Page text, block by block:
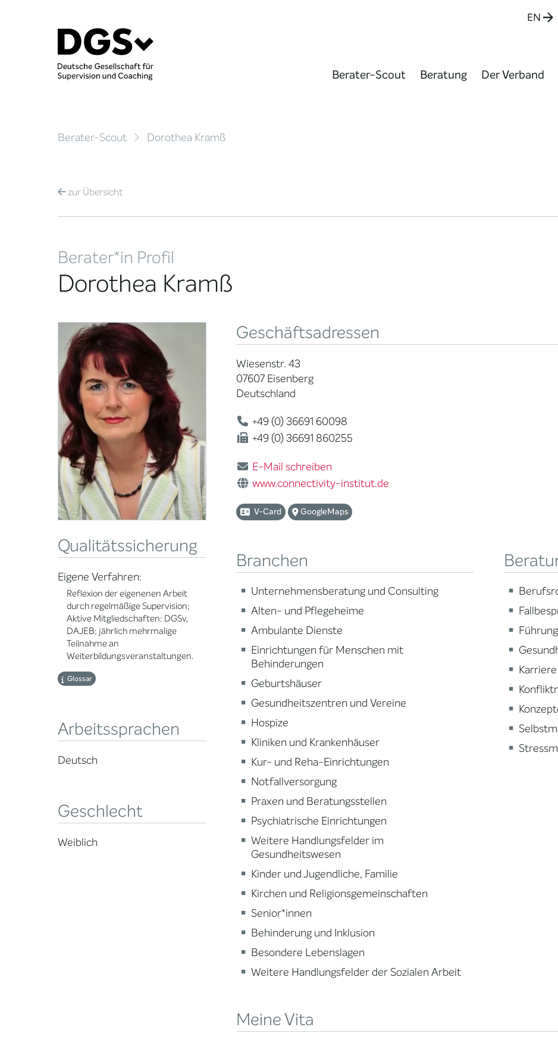
EN
Berater-Scout Beratung Der Verband
Berater-Scout Dorothea Kramß
zurÜbersicht
Berater*in Profil
Dorothea Kramß
Qualitätssicherung
Eigene Verfahren:
Reflexion der eigenenen Arbeit
durch regelmäßige Supervision;
Aktive Mitgliedschaften: DGSv,
DAJEB; jährlich mehrmalige
Teilnahme an
Weiterbildungsveranstaltungen.
Glossar
Arbeitssprachen
Deutsch
Geschlecht
Weiblich
Geschäftsadressen
Wiesenstr. 43
07607 Eisenberg
Deutschland
+49 (0) 36691 60098
+49 (0) 36691 860255
E-Mail schreiben
www.connectivity-institut.de
V-Card GoogleMaps
Branchen
Unternehmensberatung und Consulting
Alten- und Pflegeheime
Ambulante Dienste
Einrichtungen für Menschen mit
Behinderungen
Geburtshäuser
Gesundheitszentren und Vereine
Hospize
Kliniken und Krankenhäuser
Kur- und Reha-Einrichtungen
Notfallversorgung
Praxen und Beratungsstellen
Psychiatrische Einrichtungen
Weitere Handlungsfelder im
Gesundheitswesen
Kinder und Jugendliche, Familie
Kirchen und Religionsgemeinschaften
Senior*innen
Behinderung und Inklusion
Besondere Lebenslagen
Weitere Handlungsfelder der Sozialen Arbeit
Meine Vita